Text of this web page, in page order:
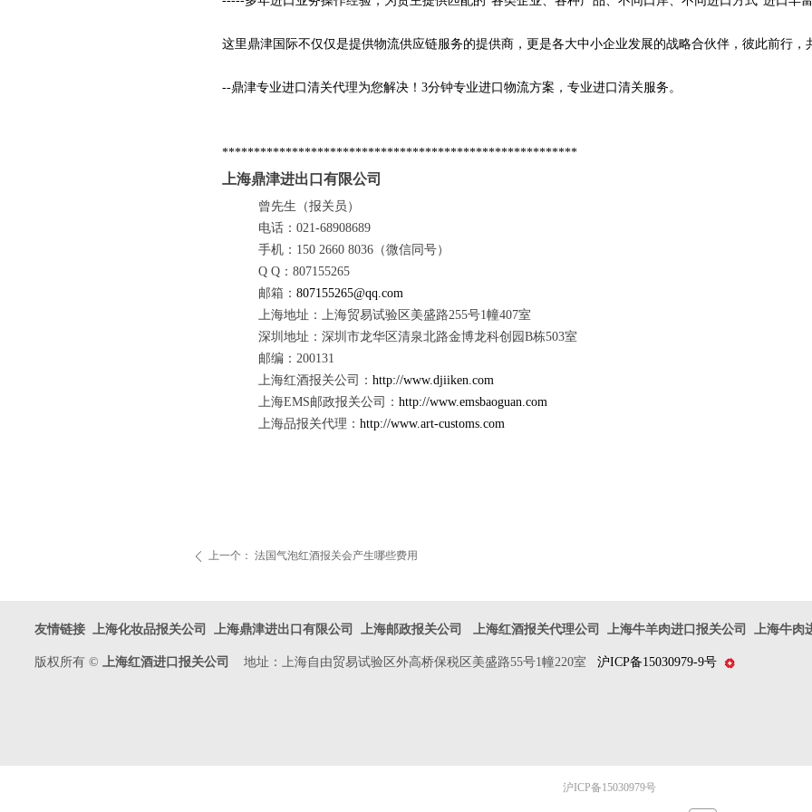
ꄴ 上一个： 法国气泡红酒报关会产生哪些费用
这里鼎津国际不仅仅是提供物流供应链服务的提供商，更是各大中小企业发展的战略合伙伴，彼此前行，
--鼎津专业进口清关代理为您解决！3分钟专业进口物流方案，专业进口清关服务。
********************************************************
上海鼎津进出口有限公司
曾先生（报关员）
电话：021-68908689
手机：150 2660 8036（微信同号）
Q Q ：807155265
邮箱： 807155265@qq.com
上海地址：上海贸易试验区美盛路255号1幢407室
深圳地址：深圳市龙华区清泉北路金博龙科创园B栋503室
邮编：200131
上海红酒报关公司： http://www.djiiken.com
上海EMS邮政报关公司： http://www.emsbaoguan.com
上海品报关代理： http://www.art-customs.com
友情链接 上海化妆品报关公司 上海鼎津进出口有限公司 上海邮政报关公司 上海红酒报关代理公司 上海牛羊肉进口报关公司 上海牛肉
版权所有 © 上海红酒进口报关公司 地址：上海自由贸易试验区外高桥保税区美盛路55号1幢220室 沪ICP备15030979-9号
沪ICP备15030979号